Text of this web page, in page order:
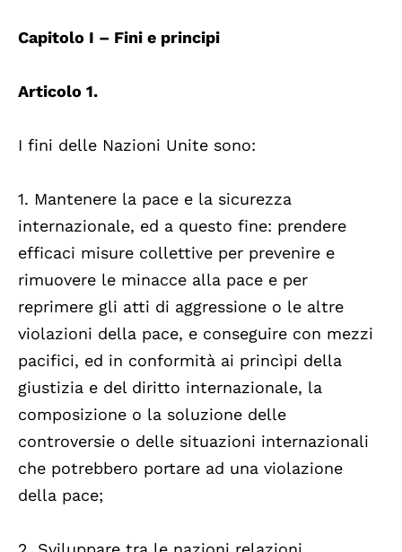
Capitolo I – Fini e principi
Articolo 1.
I fini delle Nazioni Unite sono:
1. Mantenere la pace e la sicurezza
internazionale, ed a questo fine: prendere
efficaci misure collettive per prevenire e
rimuovere le minacce alla pace e per
reprimere gli atti di aggressione o le altre
violazioni della pace, e conseguire con mezzi
pacifici, ed in conformità ai princìpi della
giustizia e del diritto internazionale, la
composizione o la soluzione delle
controversie o delle situazioni internazionali
che potrebbero portare ad una violazione
della pace;